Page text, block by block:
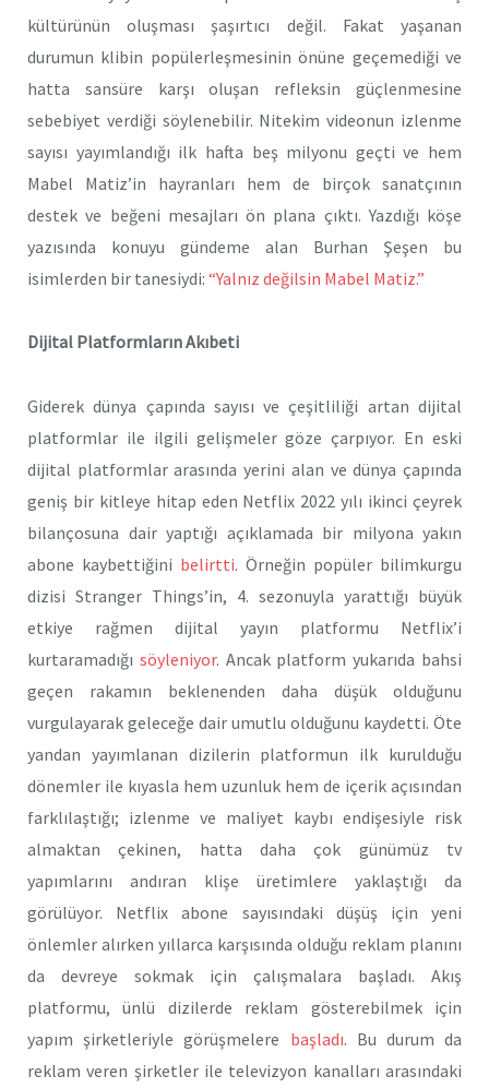
kültürünün oluşması şaşırtıcı değil. Fakat yaşanan
durumun klibin popülerleşmesinin önüne geçemediği ve
hatta sansüre karşı oluşan refleksin güçlenmesine
sebebiyet verdiği söylenebilir. Nitekim videonun izlenme
sayısı yayımlandığı ilk hafta beş milyonu geçti ve hem
Mabel Matiz’in hayranları hem de birçok sanatçının
destek ve beğeni mesajları ön plana çıktı. Yazdığı köşe
yazısında konuyu gündeme alan Burhan Şeşen bu
isimlerden bir tanesiydi: “Yalnız değilsin Mabel Matiz.”
Dijital Platformların Akıbeti
Giderek dünya çapında sayısı ve çeşitliliği artan dijital
platformlar ile ilgili gelişmeler göze çarpıyor. En eski
dijital platformlar arasında yerini alan ve dünya çapında
geniş bir kitleye hitap eden Netflix 2022 yılı ikinci çeyrek
bilançosuna dair yaptığı açıklamada bir milyona yakın
abone kaybettiğini belirtti. Örneğin popüler bilimkurgu
dizisi Stranger Things’in, 4. sezonuyla yarattığı büyük
etkiye rağmen dijital yayın platformu Netflix’i
kurtaramadığı söyleniyor. Ancak platform yukarıda bahsi
geçen rakamın beklenenden daha düşük olduğunu
vurgulayarak geleceğe dair umutlu olduğunu kaydetti. Öte
yandan yayımlanan dizilerin platformun ilk kurulduğu
dönemler ile kıyasla hem uzunluk hem de içerik açısından
farklılaştığı; izlenme ve maliyet kaybı endişesiyle risk
almaktan çekinen, hatta daha çok günümüz tv
yapımlarını andıran klişe üretimlere yaklaştığı da
görülüyor. Netflix abone sayısındaki düşüş için yeni
önlemler alırken yıllarca karşısında olduğu reklam planını
da devreye sokmak için çalışmalara başladı. Akış
platformu, ünlü dizilerde reklam gösterebilmek için
yapım şirketleriyle görüşmelere başladı. Bu durum da
reklam veren şirketler ile televizyon kanalları arasındaki